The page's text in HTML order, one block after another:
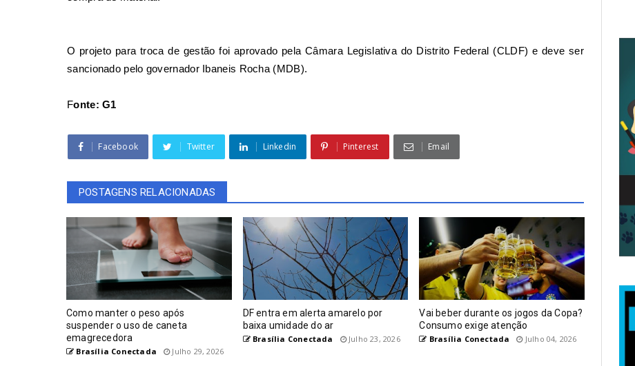
O projeto para troca de gestão foi aprovado pela Câmara Legislativa do Distrito Federal (CLDF) e deve ser
sancionado pelo governador Ibaneis Rocha (MDB).
Fonte: G1
Facebook Twitter Linkedin Pinterest Email
POSTAGENS RELACIONADAS
Como manter o peso após
suspender o uso de caneta
emagrecedora
Brasília Conectada Julho 29, 2026
DF entra em alerta amarelo por
baixa umidade do ar
Brasília Conectada Julho 23, 2026
Vai beber durante os jogos da Copa?
Consumo exige atenção
Brasília Conectada Julho 04, 2026